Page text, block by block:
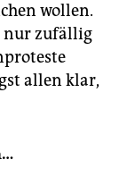
wollen.
nur zufällig
allen klar,